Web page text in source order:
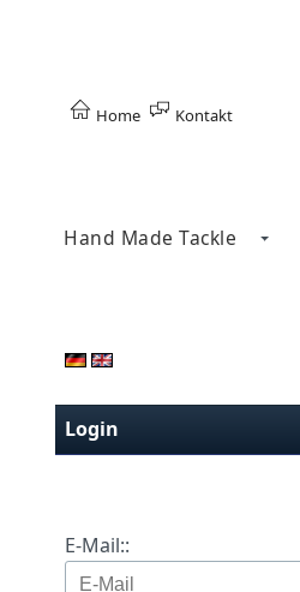
Home Kontakt
Hand Made Tackle
Login
E-Mail::